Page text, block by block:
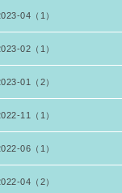
04（1）
02（1）
01（2）
11（1）
06（1）
04（2）